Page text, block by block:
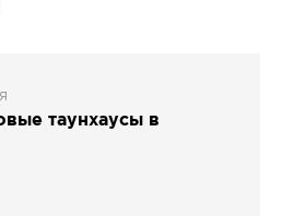
таунхаусы в